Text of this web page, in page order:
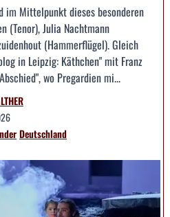
im Mittelpunkt dieses besonderen
(Tenor), Julia Nachtmann
(Hammerflügel). Gleich
in Leipzig: Käthchen" mit Franz
wo Pregardien mi...
Deutschland